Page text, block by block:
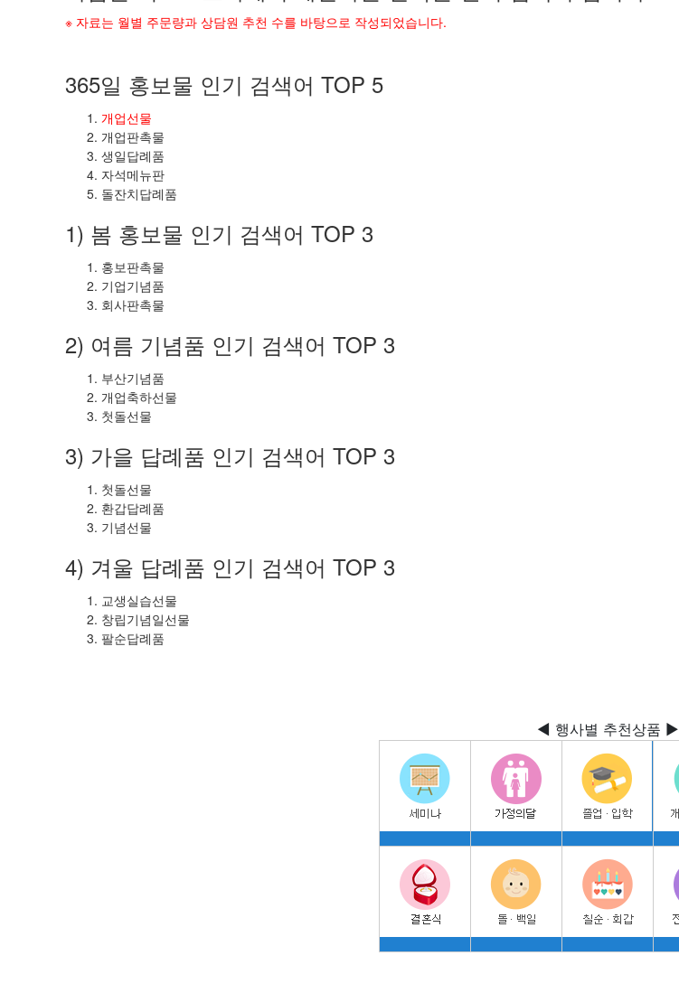
※ 자료는 월별 주문량과 상담원 추천 수를 바탕으로 작성되었습니다.
365일 홍보물 인기 검색어 TOP 5
개업선물
개업판촉물
생일답례품
자석메뉴판
돌잔치답례품
1) 봄 홍보물 인기 검색어 TOP 3
홍보판촉물
기업기념품
회사판촉물
2) 여름 기념품 인기 검색어 TOP 3
부산기념품
개업축하선물
첫돌선물
3) 가을 답례품 인기 검색어 TOP 3
첫돌선물
환갑답례품
기념선물
4) 겨울 답례품 인기 검색어 TOP 3
교생실습선물
창립기념일선물
팔순답례품
◀ 행사별 추천상품 ▶